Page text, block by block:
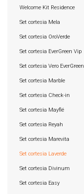
Welcome Kit Residence
Set cortesia Mela
Set cortesia OroVerde
Set cortesia EverGreen Vip
Set cortesia Vero EverGreen
Set cortesia Marble
Set cortesia Check-in
Set cortesia Mayflé
Set cortesia Reyah
Set cortesia Marevita
Set cortesia Laverde
Set cortesia Divinum
Set cortesia Easy